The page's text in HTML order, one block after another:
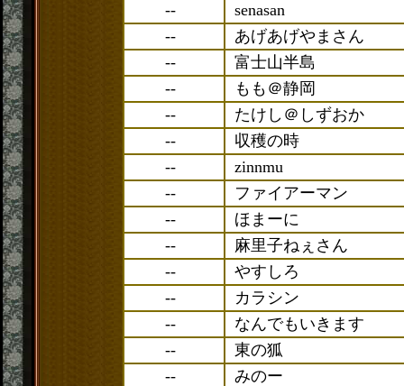
--
senasan
--
あげあげやまさん
--
富士山半島
--
もも＠静岡
--
たけし＠しずおか
--
収穫の時
--
zinnmu
--
ファイアーマン
--
ほまーに
--
麻里子ねぇさん
--
やすしろ
--
カラシン
--
なんでもいきます
--
東の狐
--
みのー